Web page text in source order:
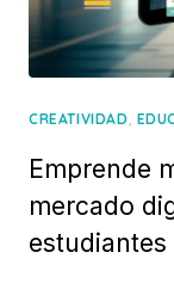
CREATIVIDAD,
Emprende
mercado